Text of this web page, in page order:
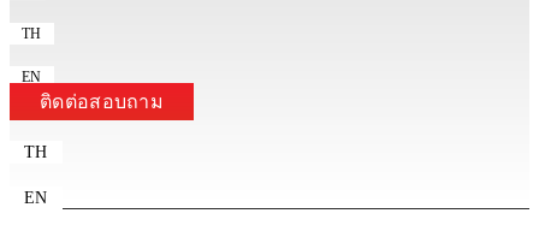
TH
EN
ติดต่อสอบถาม
TH
EN